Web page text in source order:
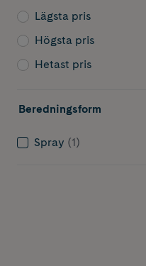
Lägsta pris
Högsta pris
Hetast pris
Beredningsform
Spray (1)